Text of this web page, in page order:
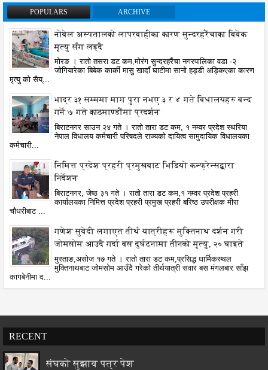
POPULARS ARCHIVE
नोबेल अस्पतालको लापरबाहीका कारण सुन्दरहरैंचाका बिबेक
मृत्यु सँग लड्दै
मोरङ । रातो तसरा डट कम,मोरंग सुन्दरहरैंचा नगरपालिका वडा -२
जोगियारेका बिबेक कार्की मासु खादाँ घाटीमा सानो हड्डी अड्किएका कारण
मृत्यु को सैय्...
भाद्र ३१ सम्ममा माग पुरा नभए ३ र ४ गते बिधालयहरु बन्द
गर्ने ७ गते काठमाण्डौंमा प्रदर्शन
बिराटनगर साउन २४ गते । रातो तारा डट कम, १ नम्वर प्रदेश स्थरिया
नेपाल विधालय कर्मचारी परिषदले राज्यको दायित्व सामुदायिक विधालयका
कर्मचारी...
निमित्त प्रदेश प्रहरी प्रमुखबाट भिडियो कन्फ्रेन्सद्वारा
निर्देशन
बिराटनगर, जेष्ठ ३१ गते । रातो तारा डट कम,१ नम्वर प्रदेश प्रहरी
कार्यालयका निमित्त प्रदेश प्रहरी प्रमुख प्रहरी बरिष्ठ उपरीक्षक मीरा
चौधरीबाट ...
गणेश सुवेदी लगाएत तीर्थ यात्रीहरू मुक्तिनाथ दर्शन गरी
जोमसोम आउदै गर्दा बस दुर्घटनामा तीनको मृत्यु, २० घाइते
मुस्ताङ,असोज १७ गते । रातो तारा डट कम,प्रसिद्ध धार्मिकस्थल
मुक्तिनाथबाट जोमसोम आउँदै गरेको तीर्थयात्री सवार बस मंगलबार साँझ
कागबेनीमा द...
RECENT
संघको सुझाव पत्र पेश